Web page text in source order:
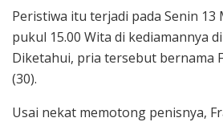
Peristiwa itu terjadi pada Senin 13
pukul 15.00 Wita di kediamannya
Diketahui, pria tersebut bernama
(30).
Usai nekat memotong penisnya,